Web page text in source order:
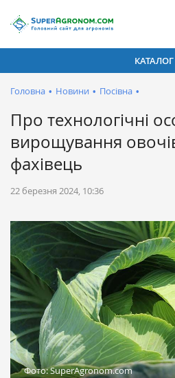
КАТАЛОГ
Головна • Новини • Посівна •
Про технологічні
вирощування
фахівець
22 березня 2024, 10:36
Фото: SuperAgronom.com